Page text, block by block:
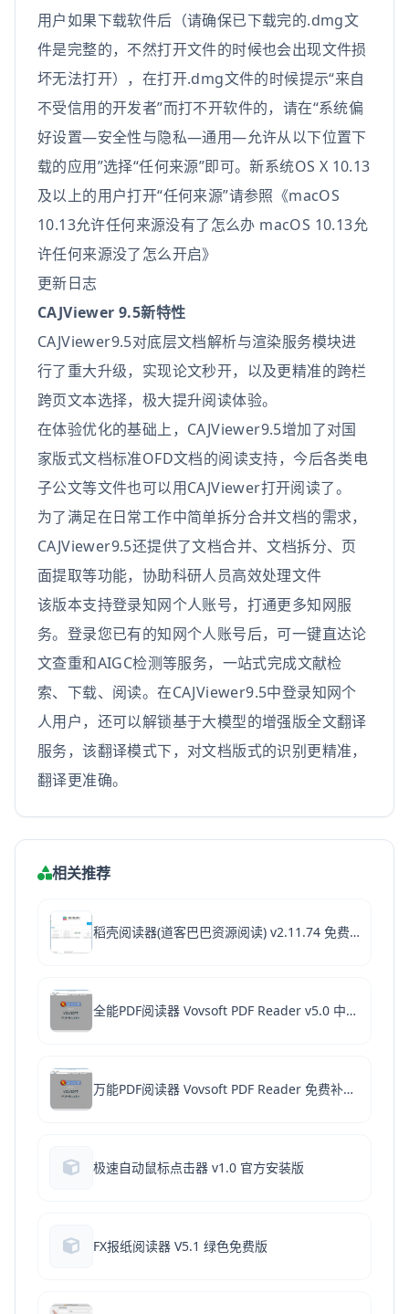
用户如果下载软件后（请确保已下载完的.dmg文
件是完整的，不然打开文件的时候也会出现文件损
坏无法打开），在打开.dmg文件的时候提示“来自
不受信用的开发者”而打不开软件的，请在“系统偏
好设置—安全性与隐私—通用—允许从以下位置下
载的应用”选择“任何来源”即可。新系统OS X 10.13
及以上的用户打开“任何来源”请参照《macOS
10.13允许任何来源没有了怎么办 macOS 10.13允
许任何来源没了怎么开启》
更新日志
CAJViewer 9.5新特性
CAJViewer9.5对底层文档解析与渲染服务模块进
行了重大升级，实现论文秒开，以及更精准的跨栏
跨页文本选择，极大提升阅读体验。
在体验优化的基础上，CAJViewer9.5增加了对国
家版式文档标准OFD文档的阅读支持，今后各类电
子公文等文件也可以用CAJViewer打开阅读了。
为了满足在日常工作中简单拆分合并文档的需求，
CAJViewer9.5还提供了文档合并、文档拆分、页
面提取等功能，协助科研人员高效处理文件
该版本支持登录知网个人账号，打通更多知网服
务。登录您已有的知网个人账号后，可一键直达论
文查重和AIGC检测等服务，一站式完成文献检
索、下载、阅读。在CAJViewer9.5中登录知网个
人用户，还可以解锁基于大模型的增强版全文翻译
服务，该翻译模式下，对文档版式的识别更精准，
翻译更准确。
相关推荐
稻壳阅读器(道客巴巴资源阅读) v2.11.74 免费安装版
全能PDF阅读器 Vovsoft PDF Reader v5.0 中文免费版 附图文教程
万能PDF阅读器 Vovsoft PDF Reader 免费补丁 v5.0 中文绿色版 附图文教程
极速自动鼠标点击器 v1.0 官方安装版
FX报纸阅读器 V5.1 绿色免费版